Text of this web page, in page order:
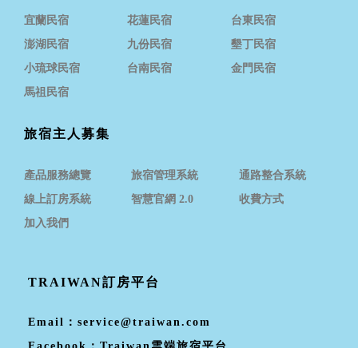
宜蘭民宿 花蓮民宿
台東民宿
澎湖民宿
九份民宿
墾丁民宿
小琉球民宿
台南民宿
金門民宿
馬祖民宿
旅宿主人募集
產品服務總覽 旅宿管理系統
通路整合系統
線上訂房系統
智慧官網 2.0
收費方式
加入我們
TRAIWAN訂房平台
Email： service@traiwan.com